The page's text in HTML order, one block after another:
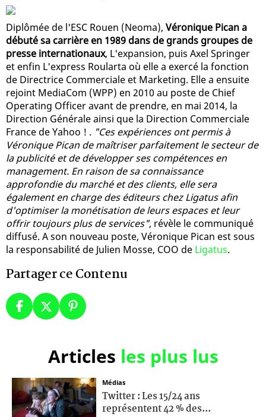
Diplômée de l'ESC Rouen (Neoma), Véronique Pican a
débuté sa carrière en 1989 dans de grands groupes de
presse internationaux, L'expansion, puis Axel Springer
et enfin L'express Roularta où elle a exercé la fonction
de Directrice Commerciale et Marketing. Elle a ensuite
rejoint MediaCom (WPP) en 2010 au poste de Chief
Operating Officer avant de prendre, en mai 2014, la
Direction Générale ainsi que la Direction Commerciale
France de Yahoo ! . "Ces expériences ont permis à
Véronique Pican de maîtriser parfaitement le secteur de
la publicité et de développer ses compétences en
management. En raison de sa connaissance
approfondie du marché et des clients, elle sera
également en charge des éditeurs chez Ligatus afin
d'optimiser la monétisation de leurs espaces et leur
offrir toujours plus de services", révèle le communiqué
diffusé. A son nouveau poste, Véronique Pican est sous
la responsabilité de Julien Mosse, COO de Ligatus.
Partager ce Contenu
Articles les plus lus
Médias
Twitter : Les 15/24 ans
représentent 42 % des...